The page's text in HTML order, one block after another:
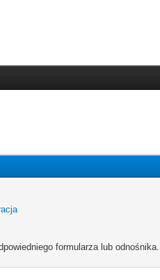
formularza lub odnośnika.